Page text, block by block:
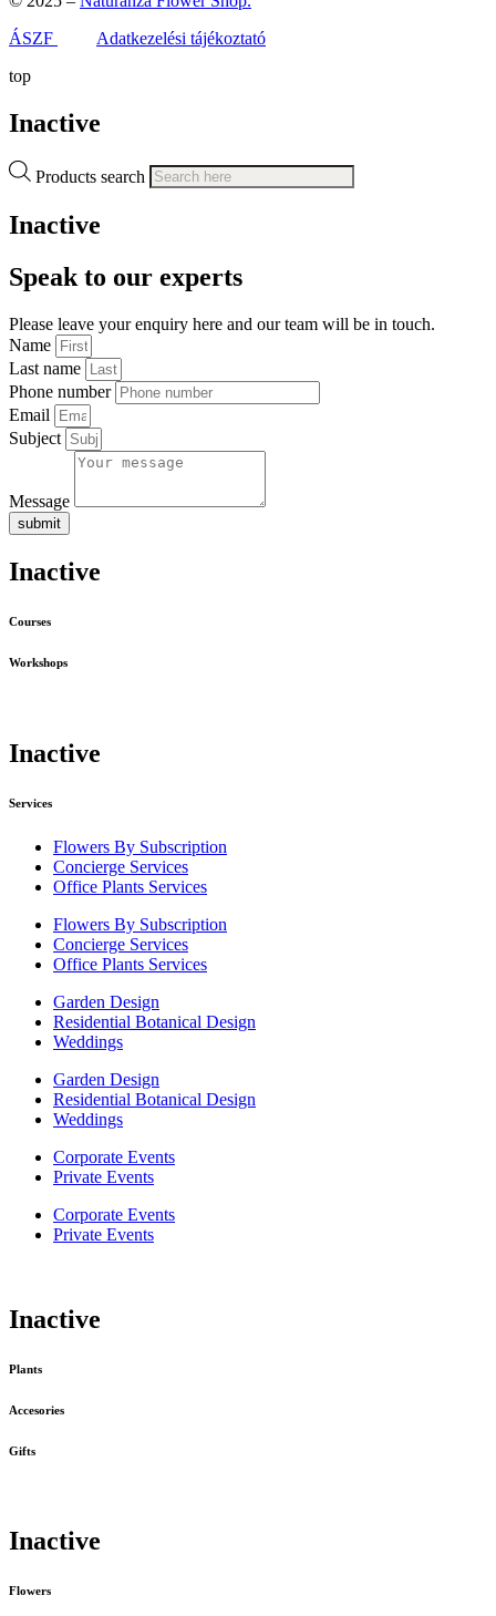
ÁSZF
Adatkezelési tájékoztató
top
Inactive
Products search
Inactive
Speak to our experts
Please leave your enquiry here and our team will be in touch.
Name
Last name
Phone number
Email
Subject
Message
submit
Inactive
Courses
Workshops
Inactive
Services
Flowers By Subscription
Concierge Services
Office Plants Services
Flowers By Subscription
Concierge Services
Office Plants Services
Garden Design
Residential Botanical Design
Weddings
Garden Design
Residential Botanical Design
Weddings
Corporate Events
Private Events
Corporate Events
Private Events
Inactive
Plants
Accesories
Gifts
Inactive
Flowers